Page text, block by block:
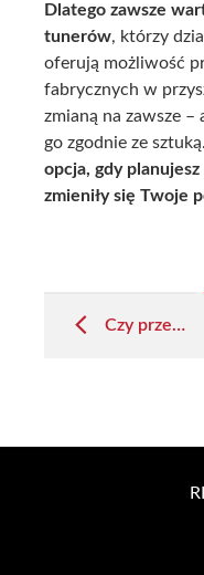
Dlatego zawsze
tunerów, którzy
oferują możliwość
fabrycznych w
zmianą na zawsze
go zgodnie ze sztuką.
opcja, gdy
zmieniły się Twoje
navigation
Czy przebieg auta może być przyczyną odmowy tuningu?